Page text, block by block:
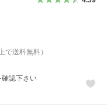
で送料無料）
認下さい